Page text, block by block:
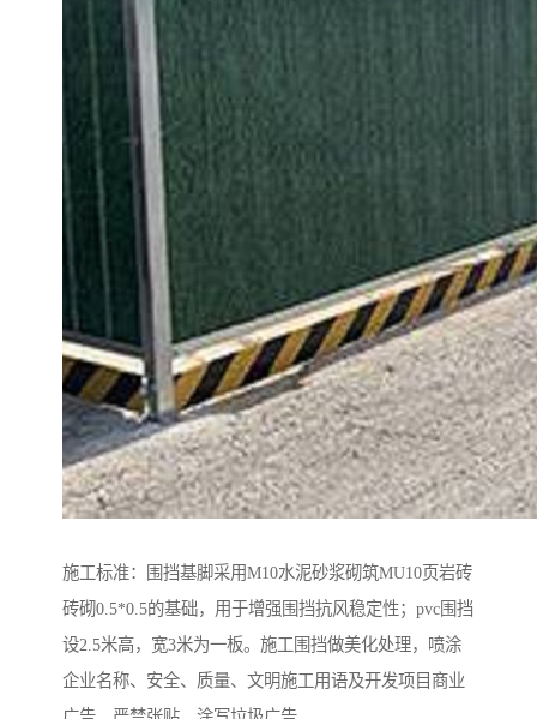
施工标准：围挡基脚采用M10水泥砂浆砌筑MU10页岩砖
砖砌0.5*0.5的基础，用于增强围挡抗风稳定性；pvc围挡
设2.5米高，宽3米为一板。施工围挡做美化处理，喷涂
企业名称、安全、质量、文明施工用语及开发项目商业